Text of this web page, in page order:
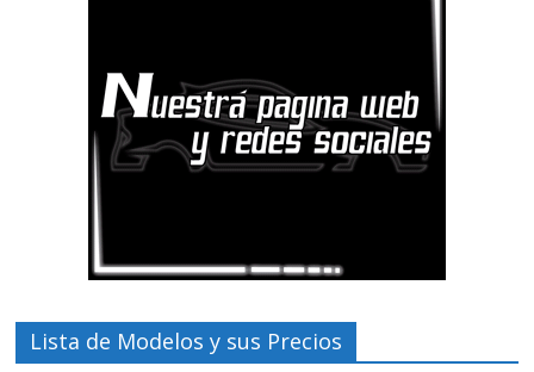
Lista de Modelos y sus Precios